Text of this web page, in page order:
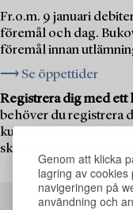
Genom att klicka
lagring av
navigeringen på
användning och
Fr.o.m. 9 januari
föremål och dag.
föremål innan
⟶ Se öppettider
Registrera dig med ett
behöver du registrera
kunna delta i
skapa ett kundkonto